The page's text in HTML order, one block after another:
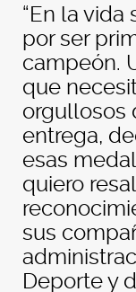
“En la
por ser
campeón.
que
orgullosos
entrega,
esas
quiero
sus
Deporte y